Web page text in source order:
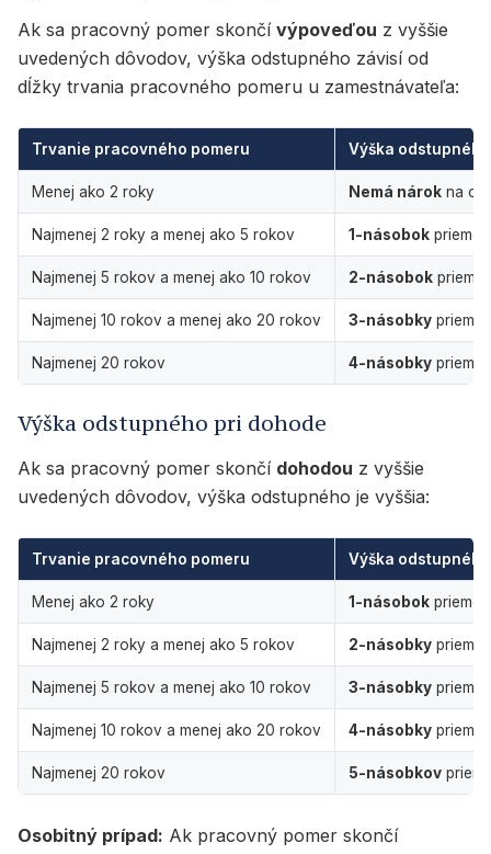
Ak sa pracovný pomer skončí výpoveďou z vyššie
uvedených dôvodov, výška odstupného závisí od
dĺžky trvania pracovného pomeru u zamestnávateľa:
Trvanie pracovného pomeru Výška
Menej ako 2 roky Nemá nárok na
Najmenej 2 roky a menej ako 5 rokov 1-násobok
Najmenej 5 rokov a menej ako 10 rokov 2-násobok
Najmenej 10 rokov a menej ako 20 rokov 3-násobky
Najmenej 20 rokov 4-násobky
Výška odstupného pri dohode
Ak sa pracovný pomer skončí dohodou z vyššie
uvedených dôvodov, výška odstupného je vyššia:
Trvanie pracovného pomeru Výška
Menej ako 2 roky 1-násobok
Najmenej 2 roky a menej ako 5 rokov 2-násobky
Najmenej 5 rokov a menej ako 10 rokov 3-násobky
Najmenej 10 rokov a menej ako 20 rokov 4-násobky
Najmenej 20 rokov 5-násobkov
Osobitný prípad: Ak pracovný pomer skončí